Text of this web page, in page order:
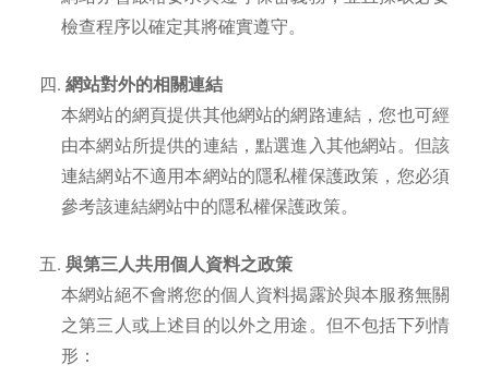
檢查程序以確定其將確實遵守。
網站對外的相關連結
本網站的網頁提供其他網站的網路連結，您也可經
由本網站所提供的連結，點選進入其他網站。但該
連結網站不適用本網站的隱私權保護政策，您必須
參考該連結網站中的隱私權保護政策。
與第三人共用個人資料之政策
本網站絕不會將您的個人資料揭露於與本服務無關
之第三人或上述目的以外之用途。但不包括下列情
形：